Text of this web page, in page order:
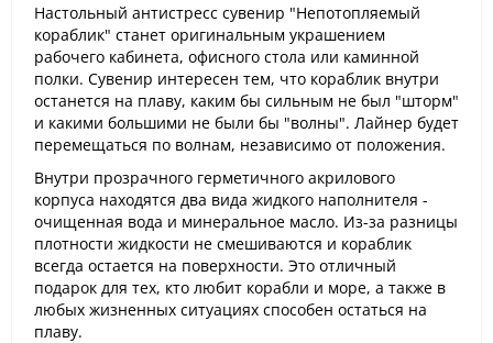
Настольный антистресс сувенир "Непотопляемый
кораблик" станет оригинальным украшением
рабочего кабинета, офисного стола или каминной
полки. Сувенир интересен тем, что кораблик внутри
останется на плаву, каким бы сильным не был "шторм"
и какими большими не были бы "волны". Лайнер будет
перемещаться по волнам, независимо от положения.
Внутри прозрачного герметичного акрилового
корпуса находятся два вида жидкого наполнителя -
очищенная вода и минеральное масло. Из-за разницы
плотности жидкости не смешиваются и кораблик
всегда остается на поверхности. Это отличный
подарок для тех, кто любит корабли и море, а также в
любых жизненных ситуациях способен остаться на
плаву.